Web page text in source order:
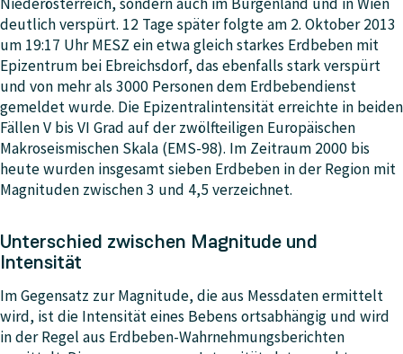
deutlich verspürt. 12 Tage später folgte am 2. Oktober 2013
um 19:17 Uhr MESZ ein etwa gleich starkes Erdbeben mit
Epizentrum bei Ebreichsdorf, das ebenfalls stark verspürt
und von mehr als 3000 Personen dem Erdbebendienst
gemeldet wurde. Die Epizentralintensität erreichte in beiden
Fällen V bis VI Grad auf der zwölfteiligen Europäischen
Makroseismischen Skala (EMS-98). Im Zeitraum 2000 bis
heute wurden insgesamt sieben Erdbeben in der Region mit
Magnituden zwischen 3 und 4,5 verzeichnet.
Unterschied zwischen Magnitude und
Intensität
Im Gegensatz zur Magnitude, die aus Messdaten ermittelt
wird, ist die Intensität eines Bebens ortsabhängig und wird
in der Regel aus Erdbeben-Wahrnehmungsberichten